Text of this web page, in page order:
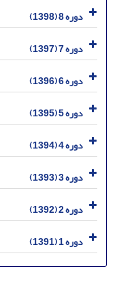
دوره 8 (1398)
دوره 7 (1397)
دوره 6 (1396)
دوره 5 (1395)
دوره 4 (1394)
دوره 3 (1393)
دوره 2 (1392)
دوره 1 (1391)